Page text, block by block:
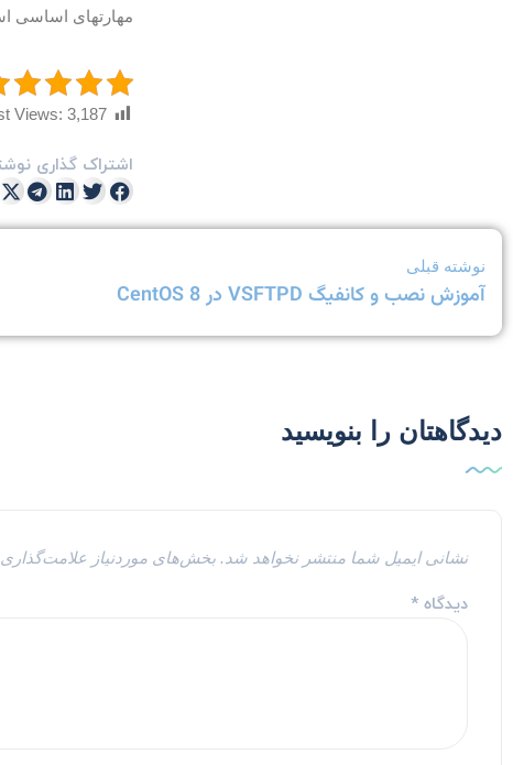
مهارتهای اساسی
Views: 3,187
اشتراک گذاری
نوشته قبلی
آموزش نصب و کانفیگ VSFTPD در CentOS 8
دیدگاهتان را بنویسید
نشانی ایمیل شما منتشر نخواهد شد. بخش‌های موردنیاز علامت‌گذاری
دیدگاه*